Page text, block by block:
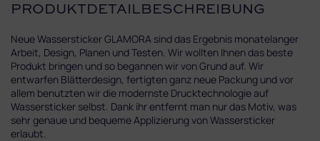
PRODUKTDETAILBESCHREIBUNG
Neue Wassersticker GLAMORA sind das Ergebnis monatelanger
Arbeit, Design, Planen und Testen. Wir wollten Ihnen das beste
Produkt bringen und so begannen wir von Grund auf. Wir
entwarfen Blätterdesign, fertigten ganz neue Packung und vor
allem benutzten wir die modernste Drucktechnologie auf
Wassersticker selbst. Dank ihr entfernt man nur das Motiv, was
sehr genaue und bequeme Applizierung von Wassersticker
erlaubt.